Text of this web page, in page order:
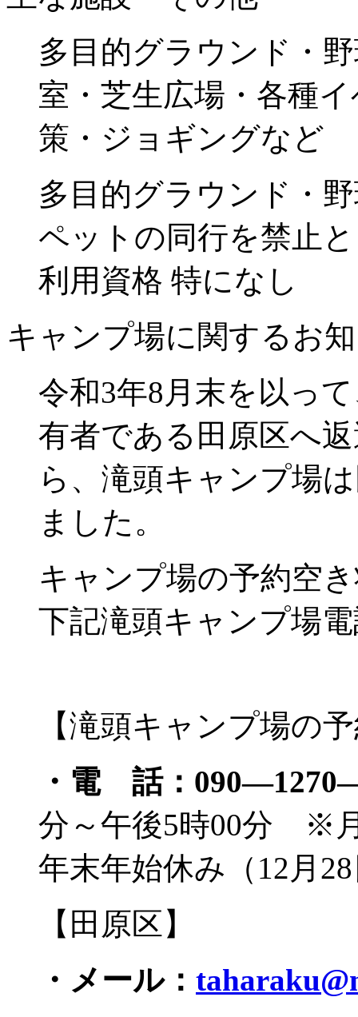
多目的グラウンド・
室・芝生広場・各種
策・ジョギングなど
多目的グラウンド・
ペットの同行を禁止
利用資格 特になし
キャンプ場に関するお
令和3年8月末を以っ
有者である田原区へ
ら、滝頭キャンプ場
ました。
キャンプ場の予約空
下記滝頭キャンプ場
【滝頭キャンプ場の
・電 話：
分～午後5時00分 ※
年末年始休み（12月
【田原区】
・メール：